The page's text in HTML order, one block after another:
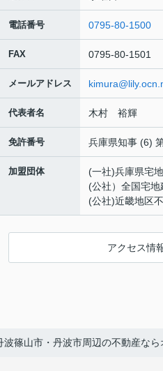
電話番号 0795-80-1500
FAX 0795-80-1501
メールアドレス
代表者名 木村 裕輝
免許番号 兵庫県知事 (6)
加盟団体
(一社)兵庫県宅
(公社）全国宅
(公社)近畿地区
アクセス情
波篠山市・丹波市周辺の不動産な